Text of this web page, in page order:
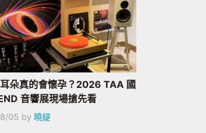
朵真的會懷孕？2026 TAA 國
音響展現場搶先看
05 by 曉緹